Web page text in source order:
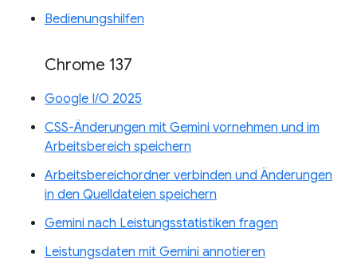
Bedienungshilfen
Chrome 137
Google I/O 2025
CSS-Änderungen mit Gemini vornehmen und im
Arbeitsbereich speichern
Arbeitsbereichordner verbinden und Änderungen
in den Quelldateien speichern
Gemini nach Leistungsstatistiken fragen
Leistungsdaten mit Gemini annotieren